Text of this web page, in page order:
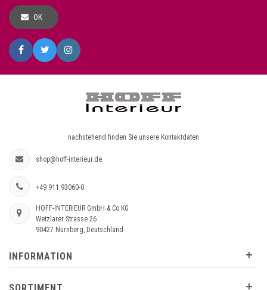
OK
nachstehend finden Sie unsere Kontaktdaten
shop@hoff-interieur.de
+49 911 93060-0
HOFF-INTERIEUR GmbH & Co KG
Wetzlarer Strasse 26
90427 Nürnberg, Deutschland
INFORMATION +
+